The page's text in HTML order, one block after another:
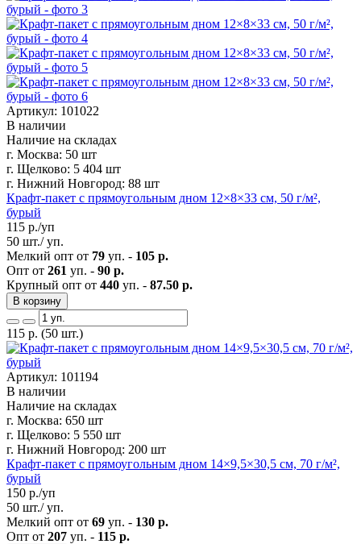
Артикул: 101022
В наличии
Наличие на складах
г. Москва: 50 шт
г. Щелково: 5 404 шт
г. Нижний Новгород: 88 шт
Крафт-пакет с прямоугольным дном 12×8×33 см, 50 г/м²,
бурый
115 р./уп
50 шт./ уп.
Мелкий опт от 79 уп. - 105 р.
Опт от 261 уп. - 90 р.
Крупный опт от 440 уп. - 87.50 р.
В корзину
115 р. (50 шт.)
Артикул: 101194
В наличии
Наличие на складах
г. Москва: 650 шт
г. Щелково: 5 550 шт
г. Нижний Новгород: 200 шт
Крафт-пакет с прямоугольным дном 14×9,5×30,5 см, 70 г/м²,
бурый
150 р./уп
50 шт./ уп.
Мелкий опт от 69 уп. - 130 р.
Опт от 207 уп. - 115 р.